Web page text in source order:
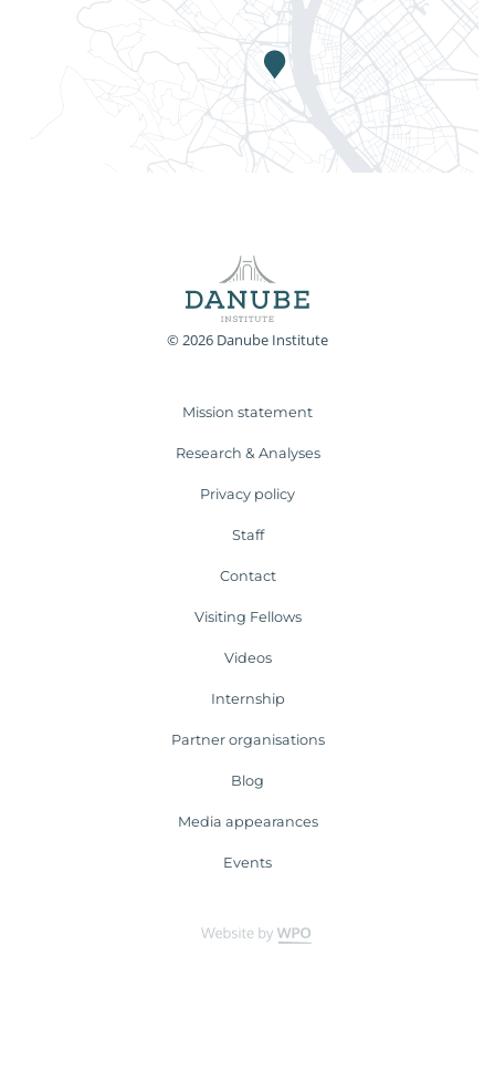
© 2026 Danube Institute
Mission statement
Research & Analyses
Privacy policy
Staff
Contact
Visiting Fellows
Videos
Internship
Partner organisations
Blog
Media appearances
Events